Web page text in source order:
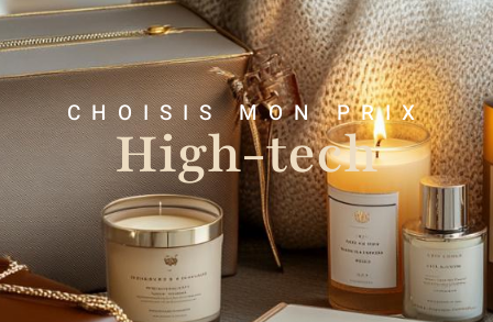
CHOISIS MON PRIX
High-tech